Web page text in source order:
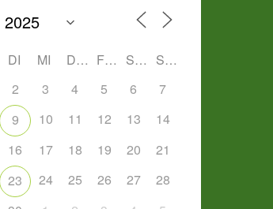
DI MI DO FR SA
SO
2 3 4 5 6
7
9 10 11 12 13
14
16 17 18 19 20
21
23 24 25 26 27
28